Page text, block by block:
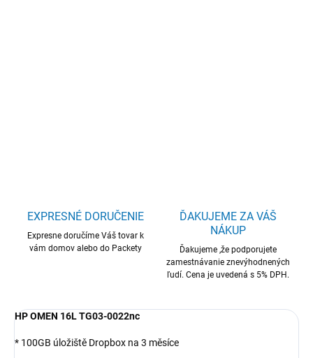
EXPRESNÉ DORUČENIE
Expresne doručíme Váš tovar k
vám domov alebo do Packety
ĎAKUJEME ZA VÁŠ
NÁKUP
Ďakujeme ,že podporujete
zamestnávanie znevýhodnených
ľudí. Cena je uvedená s 5% DPH.
HP OMEN 16L TG03-0022nc
* 100GB úložiště Dropbox na 3 měsíce